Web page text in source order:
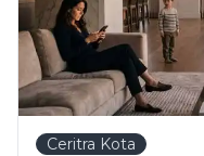
Ceritra Kota